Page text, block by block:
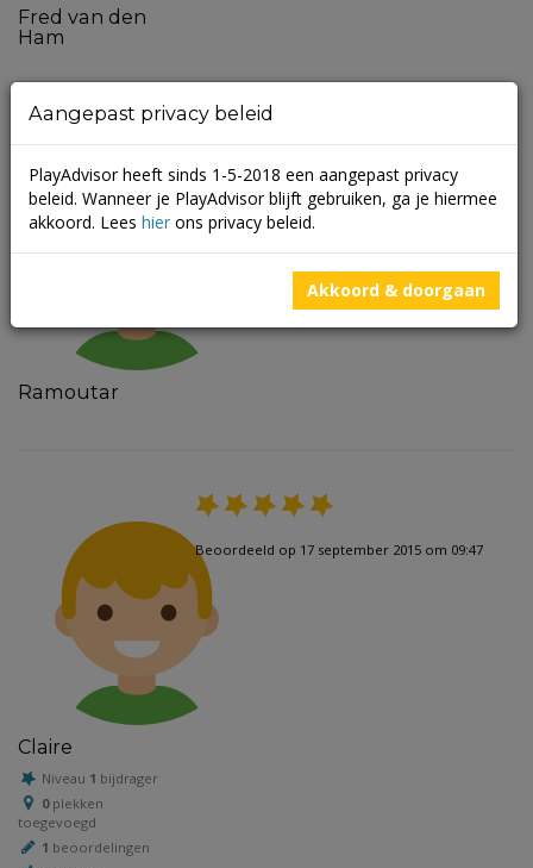
Fred van den
Ham
Ramoutar
Beoordeeld op 18 oktober 2016 om 15:02
Dierenpark Amersfoort …super mooie
park
Claire
Niveau 1 bijdrager
0plekken
toegevoegd
1 beoordelingen
Beoordeeld op 17 september 2015 om 09:47
Aangepast privacy beleid
PlayAdvisor heeft sinds 1-5-2018 een aangepast privacy
beleid. Wanneer je PlayAdvisor blijft gebruiken, ga je hiermee
akkoord. Lees hier ons privacy beleid.
Akkoord & doorgaan